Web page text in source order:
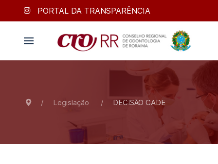
PORTAL DA TRANSPARÊNCIA
Legislação DECISÃO CADE